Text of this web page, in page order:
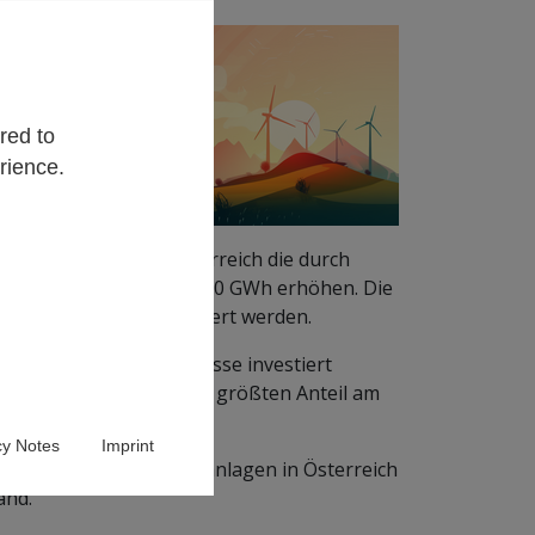
to
Notes Imprint
möchte Niederösterreich die durch
Ende 2021) auf 8.000 GWh erhöhen. Die
3.000 GWh gesteigert werden.
und Biomasse investiert
den mit Abstand größten Anteil am
PV- und Windkraftanlagen in Österreich